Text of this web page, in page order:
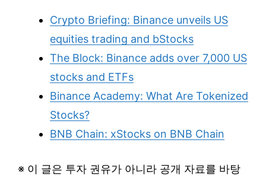
Crypto Briefing: Binance unveils US
equities trading and bStocks
The Block: Binance adds over 7,000 US
stocks and ETFs
Binance Academy: What Are Tokenized
Stocks?
BNB Chain: xStocks on BNB Chain
※ 이 글은 투자 권유가 아니라 공개 자료를 바탕